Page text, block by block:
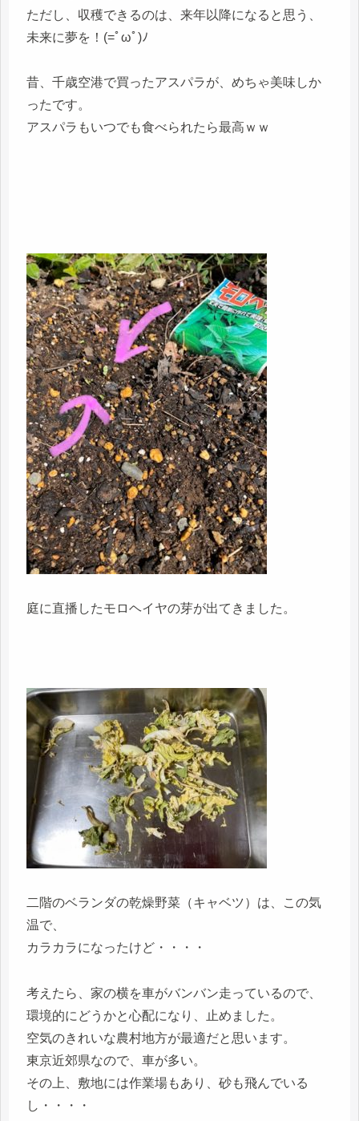
ただし、収穫できるのは、来年以降になると思う、
未来に夢を！(=ﾟωﾟ)ﾉ
昔、千歳空港で買ったアスパラが、めちゃ美味しか
ったです。
アスパラもいつでも食べられたら最高ｗｗ
庭に直播したモロヘイヤの芽が出てきました。
二階のベランダの乾燥野菜（キャベツ）は、この気
温で、
カラカラになったけど・・・・
考えたら、家の横を車がバンバン走っているので、
環境的にどうかと心配になり、止めました。
空気のきれいな農村地方が最適だと思います。
東京近郊県なので、車が多い。
その上、敷地には作業場もあり、砂も飛んでいる
し・・・・